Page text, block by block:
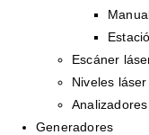
Escáner
Niveles
Generadores